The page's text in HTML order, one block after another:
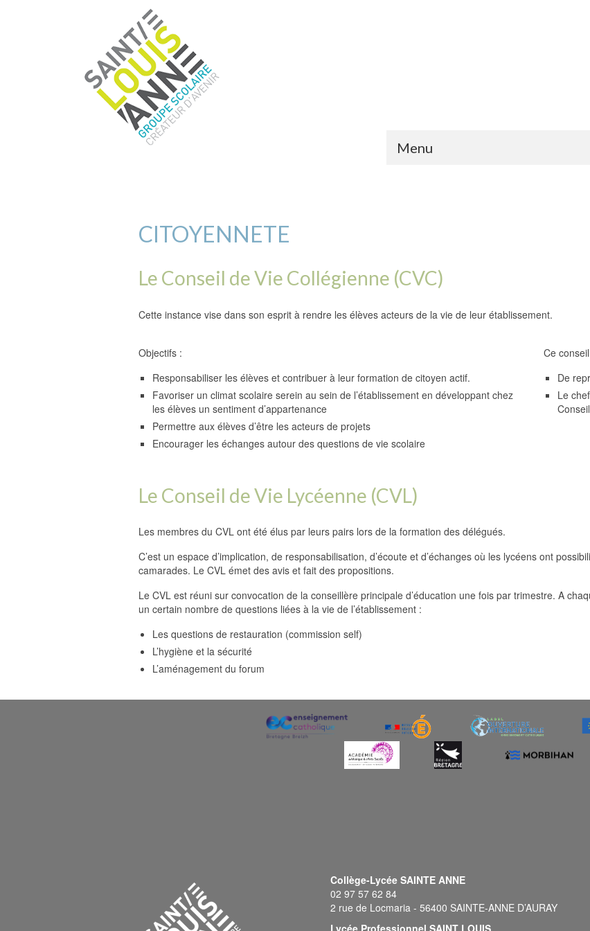
Menu
CITOYENNETE
Le Conseil de Vie Collégienne (CVC)
Cette instance vise dans son esprit à rendre les élèves acteurs de la vie de leur établissement.
Objectifs :
Responsabiliser les élèves et contribuer à leur formation de citoyen actif.
Favoriser un climat scolaire serein au sein de l’établissement en développant chez
les élèves un sentiment d’appartenance
Permettre aux élèves d’être les acteurs de projets
Encourager les échanges autour des questions de vie scolaire
Ce
De
Le
Le Conseil de Vie Lycéenne (CVL)
Les membres du CVL ont été élus par leurs pairs lors de la formation des délégués.
C’est un espace d’implication, de responsabilisation, d’écoute et d’échanges où les lycéens ont
camarades. Le CVL émet des avis et fait des propositions.
Le CVL est réuni sur convocation de la conseillère principale d’éducation une fois par trimestre. A
un certain nombre de questions liées à la vie de l’établissement :
Les questions de restauration (commission self)
L’hygiène et la sécurité
L’aménagement du forum
Collège-Lycée SAINTE ANNE
02 97 57 62 84
2 rue de Locmaria - 56400 SAINTE-ANNE D’AURAY